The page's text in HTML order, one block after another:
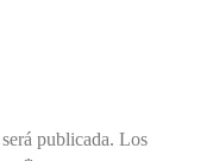
publicada. Los